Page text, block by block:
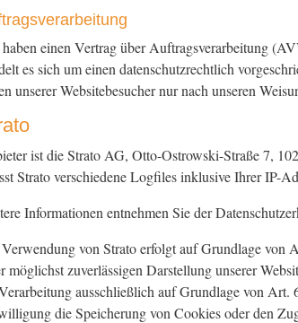
einen Vertrag über Auftragsverarbeitung
es sich um einen datenschutzrechtlich
unserer Websitebesucher nur nach unseren
ist die Strato AG, Otto-Ostrowski-Straße 7,
Strato verschiedene Logfiles inklusive Ihrer IP-
Informationen entnehmen Sie der
von Strato erfolgt auf Grundlage von
möglichst zuverlässigen Darstellung unserer
ausschließlich auf Grundlage von
die Speicherung von Cookies oder den